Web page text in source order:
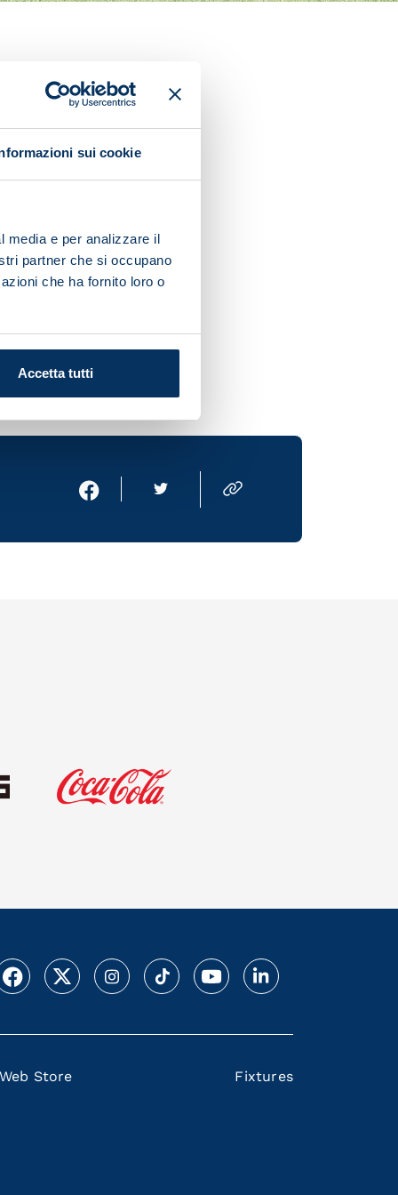
sui cookie
media e per analizzare il
partner che si occupano
che ha fornito loro o
Accetta tutti
Centre ahead of the
in the gym.
Store Fixtures